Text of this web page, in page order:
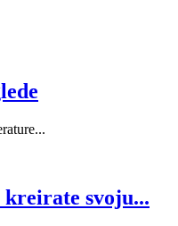
kreirate svoju...